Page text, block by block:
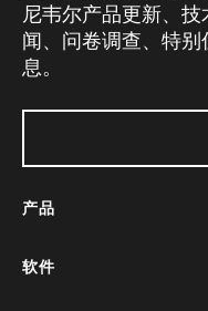
尼韦尔产品更新、
闻、问卷调查、特
息。
产品
软件